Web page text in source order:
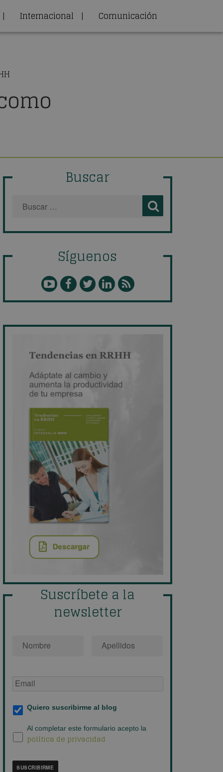
| Internacional | Comunicación
Buscar
Síguenos
Suscríbete a la
newsletter
de
Suscripción
al
blog
Quiero suscribirme al blog
Política
Al completar este formulario acepto la
política de privacidad
SUSCRIBIRME